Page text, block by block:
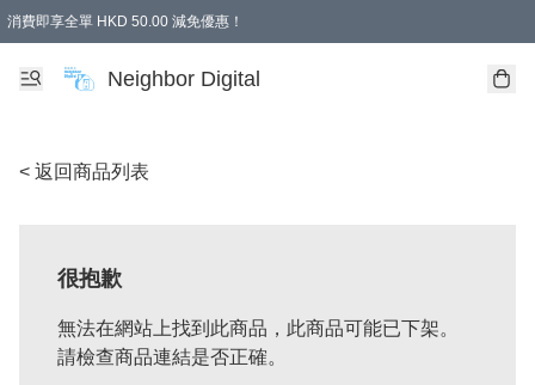
消費即享全單 HKD 50.00 減免優惠！
Neighbor Digital
< 返回商品列表
很抱歉
無法在網站上找到此商品，此商品可能已下架。
請檢查商品連結是否正確。